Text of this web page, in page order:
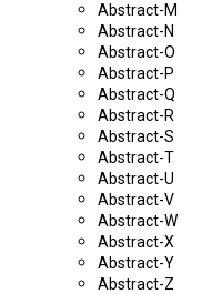
Abstract-M
Abstract-N
Abstract-O
Abstract-P
Abstract-Q
Abstract-R
Abstract-S
Abstract-T
Abstract-U
Abstract-V
Abstract-W
Abstract-X
Abstract-Y
Abstract-Z